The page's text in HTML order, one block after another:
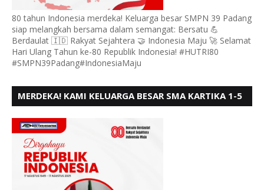
80 tahun Indonesia merdeka! Keluarga besar SMPN 39 Padang
siap melangkah bersama dalam semangat: Bersatu 💪
Berdaulat 🇮🇩 Rakyat Sejahtera 🤝 Indonesia Maju 🚀 Selamat
Hari Ulang Tahun ke-80 Republik Indonesia! #HUTRI80
#SMPN39Padang#IndonesiaMaju
MERDEKA! KAMI KELUARGA BESAR SMA KARTIKA 1-5
BERSATU BERD